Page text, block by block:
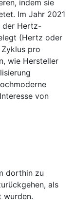
indem sie
Im Jahr 2021
der Hertz-
(Hertz oder
pro
wie Hersteller
von
dorthin zu
als
wurden.